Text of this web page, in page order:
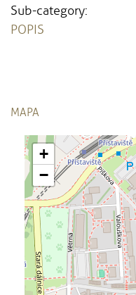
Sub-category:
POPIS
MAPA
+
−